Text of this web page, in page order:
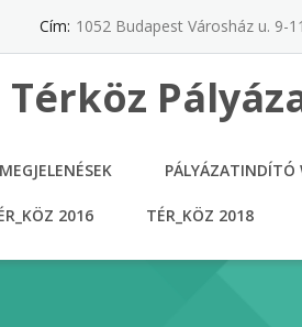
Cím: 1052 Budapest Városház u. 9-
Térköz
MEGJELENÉSEK PÁLYÁZATINDÍTÓ
2016 TÉR_KÖZ 2018